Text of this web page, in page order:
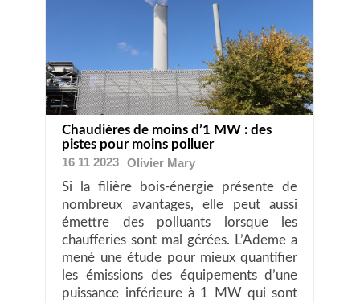
Chaudières de moins d’1 MW : des
pistes pour moins polluer
16 11 2023
Olivier Mary
Si la filière bois-énergie présente de
nombreux avantages, elle peut aussi
émettre des polluants lorsque les
chaufferies sont mal gérées. L’Ademe a
mené une étude pour mieux quantifier
les émissions des équipements d’une
puissance inférieure à 1 MW qui sont